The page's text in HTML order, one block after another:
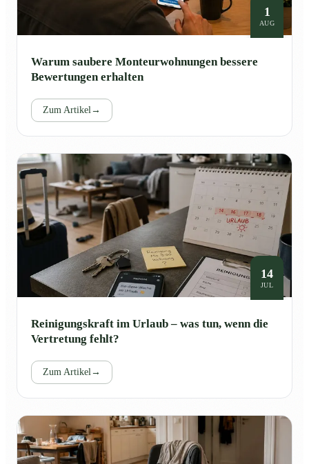
1
AUG
Warum saubere Monteurwohnungen bessere
Bewertungen erhalten
Zum Artikel→
14
JUL
Reinigungskraft im Urlaub – was tun, wenn die
Vertretung fehlt?
Zum Artikel→